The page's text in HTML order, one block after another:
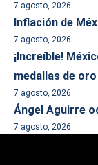
7 agosto, 2026
Inflación de
7 agosto, 2026
¡Increíble!
medallas de
7 agosto, 2026
Ángel Aguirre
7 agosto, 2026